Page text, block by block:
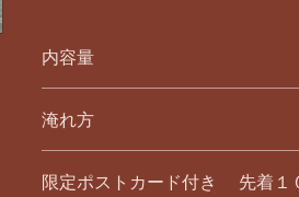
内容量
淹れ方
２～３回抽出できます。
限定ポストカード付き 先着１